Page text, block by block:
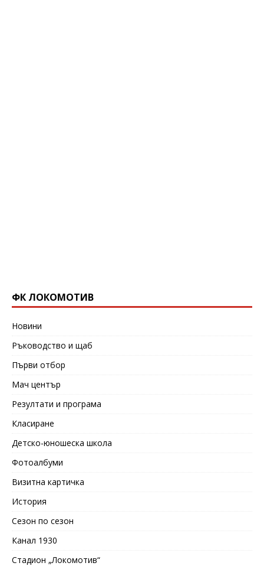
ФК ЛОКОМОТИВ
Новини
Ръководство и щаб
Първи отбор
Мач център
Резултати и програма
Класиране
Детско-юношеска школа
Фотоалбуми
Визитна картичка
История
Сезон по сезон
Канал 1930
Стадион „Локомотив“